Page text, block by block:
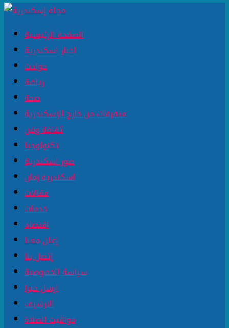
الصفحة الرئيسية
اخبار اسكندرية
حوادث
رياضة
صحة
متفرقات من خارج الإسكندرية
ثقافة وفن
تكنولوجيا
صور اسكندرية
اسكندرية زمان
مقالات
خدمات
اقتصاد
إعلن معنا
إتصل بنا
سياسة الخصوصية
ارسل خبرا
الارشيف
مواقيت الصلاة